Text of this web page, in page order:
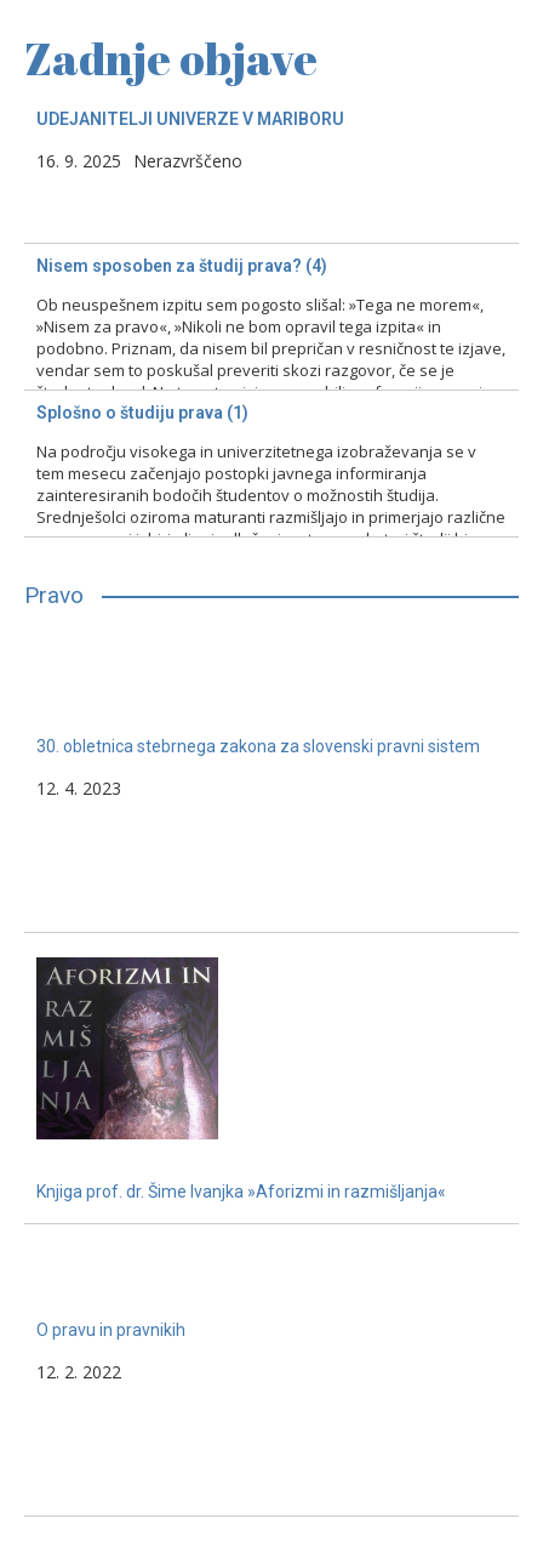
Zadnje objave
UDEJANITELJI UNIVERZE V MARIBORU
16. 9. 2025 Nerazvrščeno
Nisem sposoben za študij prava? (4)
Ob neuspešnem izpitu sem pogosto slišal: »Tega ne morem«,
»Nisem za pravo«, »Nikoli ne bom opravil tega izpita« in
podobno. Priznam, da nisem bil prepričan v resničnost te izjave,
vendar sem to poskušal preveriti skozi razgovor, če se je
študent odzval. Na tovrstne izjave smo bili profesorji pozorni
zlasti pri prvih izpitih, kajti ni bila…
15. 2. 2024 Nerazvrščeno
Splošno o študiju prava (1)
Na področju visokega in univerzitetnega izobraževanja se v
tem mesecu začenjajo postopki javnega informiranja
zainteresiranih bodočih študentov o možnostih študija.
Srednješolci oziroma maturanti razmišljajo in primerjajo različne
programe pri izbiri ali pri odločanju o tem, na kateri študij bi se
Pravo
30. obletnica stebrnega zakona za slovenski pravni sistem
12. 4. 2023
Knjiga prof. dr. Šime Ivanjka »Aforizmi in razmišljanja«
O pravu in pravnikih
12. 2. 2022